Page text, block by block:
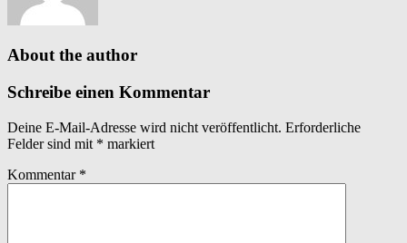
About the author
Schreibe einen Kommentar
Deine E-Mail-Adresse wird nicht veröffentlicht. Erforderliche
Felder sind mit * markiert
Kommentar *